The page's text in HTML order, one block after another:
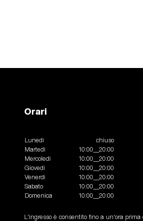
Orari
Lunedì
chiuso
Martedì
10:00__20:00
Mercoledì
10:00__20:00
Giovedì
10:00__20:00
Venerdì
10:00__20:00
Sabato
10:00__20:00
Domenica
10:00__20:00
L'ingresso è consentito fino a un'ora prima